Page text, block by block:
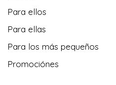
Para ellos
Para ellas
Para los más pequeños
Promociónes